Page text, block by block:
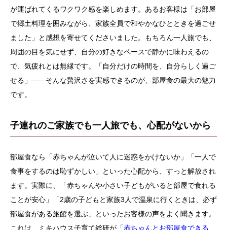
が運ばれてくるワクワク感を楽しめます。あるお客様は「お部屋
で郷土料理を囲みながら、家族全員で和やかなひとときを過ごせ
ました」と感想を寄せてくださいました。もちろん一人旅でも、
周囲の目を気にせず、自分の好きなペースで静かに味わえるの
で、気疲れとは無縁です。「自分だけの時間を、自分らしく過ご
せる」――そんな贅沢さを実感できるのが、部屋食の最大の魅力
です。
子連れのご家族でも一人旅でも、心配がないから
部屋食なら「赤ちゃんが泣いて人に迷惑をかけないか」「一人で
食事をするのは恥ずかしい」といった心配から、すっと解放され
ます。実際に、「赤ちゃんや小さい子どもがいると部屋で食れる
ことが安心」「2歳の子どもと家族3人で温泉に行くときは、必ず
部屋食がある旅館を選ぶ」といったお客様の声をよく聞きます。
これは、ミキハウス子育て総研が 「赤ちゃんとお部屋食できる